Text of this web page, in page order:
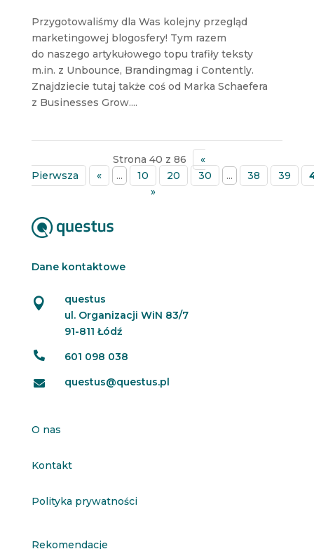
Przygotowaliśmy dla Was kolejny przegląd
marketingowej blogosfery! Tym razem
do naszego artykułowego topu trafiły teksty
m.in. z Unbounce, Brandingmag i Contently.
Znajdziecie tutaj także coś od Marka Schaefera
z Businesses Grow....
Strona 40 z 86
«
Pierwsza
« ... 10 20 30 ... 38 39
»
Dane kontaktowe

questus
ul. Organizacji WiN 83/7
91-811 Łódź
 601 098 038
 questus@questus.pl
O nas
Kontakt
Polityka prywatności
Rekomendacje